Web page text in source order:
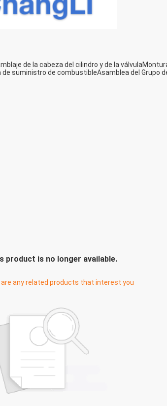
de la cabeza del cilindro y de la válvula
de suministro de combustibleAsamblea del Grupo
product is no longer available.
any related products that interest you